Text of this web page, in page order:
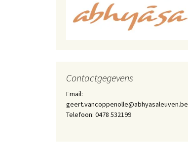
Contactgegevens
Email:
geert.vancoppenolle@abhyasaleuven.be
Telefoon: 0478 532199